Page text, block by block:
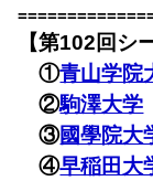
【第102回シ
①青山学院
②駒澤大学
③國學院大
④早稲田大